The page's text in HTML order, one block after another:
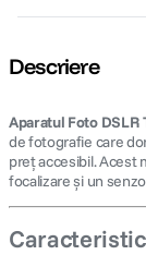
Descriere
Aparatul Foto DSLR
de fotografie care
preț accesibil. Acest
focalizare și un